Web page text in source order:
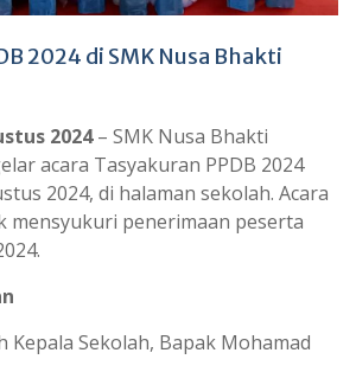
2024 di SMK Nusa Bhakti
2024– SMK Nusa Bhakti
acara Tasyakuran PPDB 2024
2024, di halaman sekolah. Acara
mensyukuri penerimaan peserta
Kepala Sekolah, Bapak Mohamad